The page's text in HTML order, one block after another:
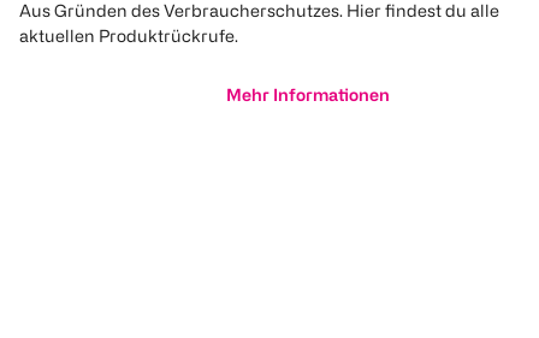
Aus Gründen des Verbraucherschutzes. Hier findest du alle
aktuellen Produktrückrufe.
Mehr Informationen